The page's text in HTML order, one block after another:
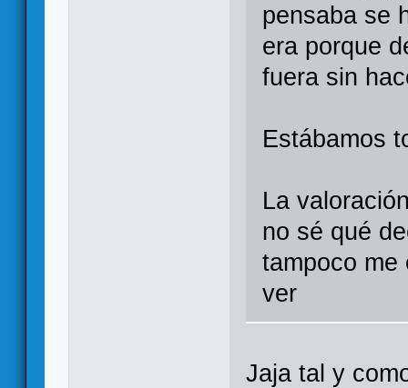
pensaba se
era porque
fuera sin
Estábamos
La
no sé qué
tampoco me
ver
Jaja tal y